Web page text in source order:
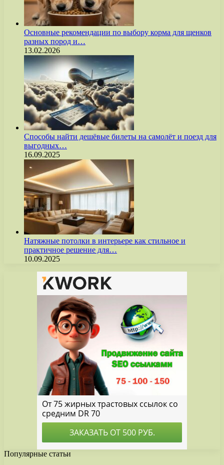
Основные рекомендации по выбору корма для щенков
разных пород и…
13.02.2026
Способы найти дешёвые билеты на самолёт и поезд для
выгодных…
16.09.2025
Натяжные потолки в интерьере как стильное и
практичное решение для…
10.09.2025
Популярные статьи